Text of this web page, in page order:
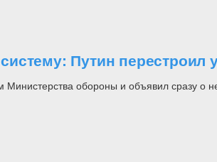
Путин
Министерства обороны и объявил сразу